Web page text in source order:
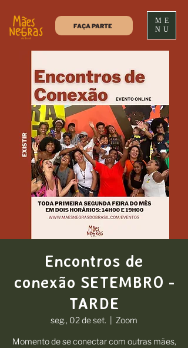
FAÇA PARTE
ME
NU
Encontros de
conexão SETEMBRO -
TARDE
seg., 02 de set. Zoom
Momento de se conectar com outras mães,